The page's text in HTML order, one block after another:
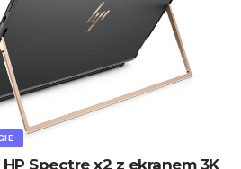
Spectre x2 z ekranem 3K